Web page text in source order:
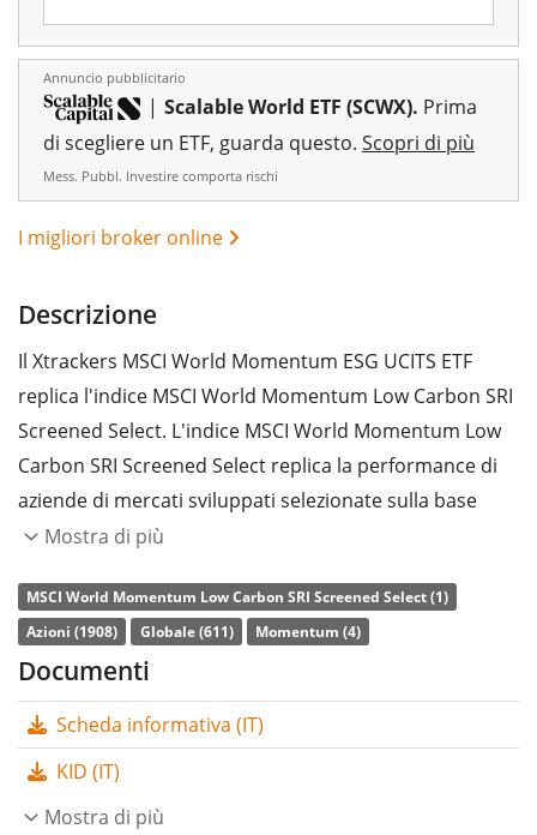
Annuncio pubblicitario
| Scalable World ETF (SCWX). Prima
di scegliere un ETF, guarda questo. Scopri di più
Mess. Pubbl. Investire comporta rischi
I migliori broker online
Descrizione
Il Xtrackers MSCI World Momentum ESG UCITS ETF
replica l'indice MSCI World Momentum Low Carbon SRI
Screened Select. L'indice MSCI World Momentum Low
Carbon SRI Screened Select replica la performance di
aziende di mercati sviluppati selezionate sulla base
della strategia fattoriale momentum e criteri ESG
riferimento è l'indice MSCI World.
L’indice di spesa complessiva
UCITS ETF è l’unico ETF che replica l'indice MSCI World
Momentum Low Carbon SRI Screened Select. L’ETF
Mostra di più
MSCI World Momentum Low Carbon SRI Screened Select (1)
Azioni (1908)
Globale (611) Momentum (4)
Documenti
Scheda informativa (IT)
KID (IT)
Mostra di più